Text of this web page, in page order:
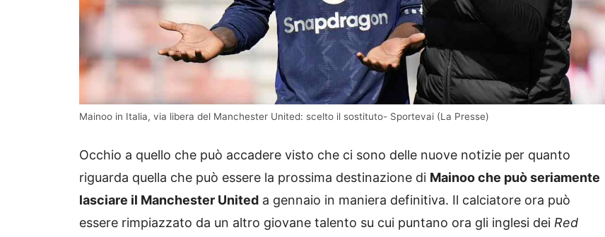
Mainoo in Italia, via libera del Manchester United: scelto il sostituto- Sportevai (La Presse)
Occhio a quello che può accadere visto che ci sono delle nuove notizie per quanto
riguarda quella che può essere la prossima destinazione di Mainoo che può seriamente
lasciare il Manchester United a gennaio in maniera definitiva. Il calciatore ora può
essere rimpiazzato da un altro giovane talento su cui puntano ora gli inglesi dei Red